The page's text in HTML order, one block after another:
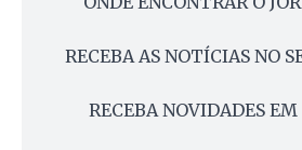
RECEBA AS NOTÍCIAS NO
RECEBA NOVIDADES